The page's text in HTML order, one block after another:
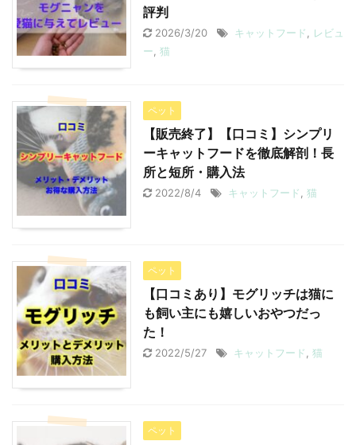
評判
2026/3/20 キャットフード
レビュ
ー 猫
ペット
【販売終了】【口コミ】シンプリ
ーキャットフードを徹底解剖！長
所と短所・購入法
2022/8/4 キャットフード 猫
ペット
【口コミあり】モグリッチは猫に
も飼い主にも嬉しいおやつだっ
た！
2022/5/27 キャットフード 猫
ペット